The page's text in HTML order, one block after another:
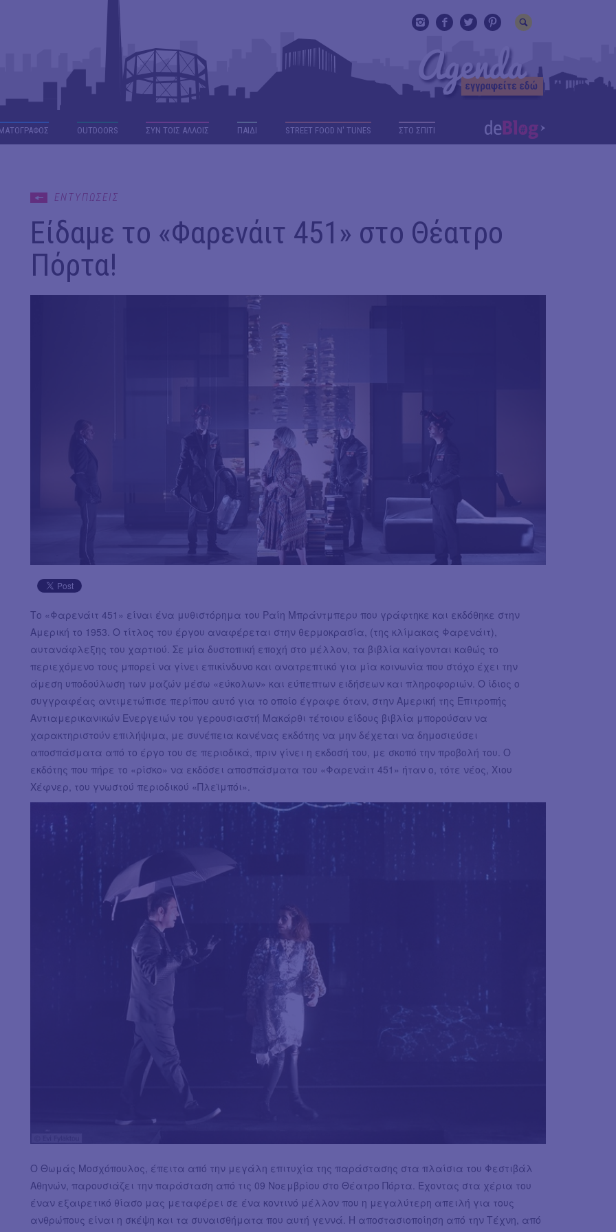
OUTDΟORS ΣΥΝ ΤΟΙΣ ΑΛΛΟΙΣ ΠΑΙΔΙ STREET FOOD N' TUNES ΣΤΟ ΣΠΙΤΙ
ΕΝΤΥΠΩΣΕΙΣ
Είδαμε το «Φαρενάιτ 451» στο Θέατρο
Πόρτα!
Το «Φαρενάιτ 451» είναι ένα μυθιστόρημα του Ραίη Μπράντμπερυ που γράφτηκε και εκδόθηκε στην
Αμερική το 1953. Ο τίτλος του έργου αναφέρεται στην θερμοκρασία, (της κλίμακας Φαρενάιτ),
αυτανάφλεξης του χαρτιού. Σε μία δυστοπική εποχή στο μέλλον, τα βιβλία καίγονται καθώς το
περιεχόμενο τους μπορεί να γίνει επικίνδυνο και ανατρεπτικό για μία κοινωνία που στόχο έχει την
άμεση υποδούλωση των μαζών μέσω «εύκολων» και εύπεπτων ειδήσεων και πληροφοριών. Ο ίδιος ο
συγγραφέας αντιμετώπισε περίπου αυτό για το οποίο έγραφε όταν, στην Αμερική της Επιτροπής
Αντιαμερικανικών Ενεργειών του γερουσιαστή Μακάρθι τέτοιου είδους βιβλία μπορούσαν να
χαρακτηριστούν επιλήψιμα, με συνέπεια κανένας εκδότης να μην δέχεται να δημοσιεύσει
αποσπάσματα από το έργο του σε περιοδικά, πριν γίνει η εκδοσή του, με σκοπό την προβολή του. Ο
εκδότης που πήρε το «ρίσκο» να εκδόσει αποσπάσματα του «Φαρενάιτ 451» ήταν ο, τότε νέος, Χιου
Χέφνερ, του γνωστού περιοδικού «Πλεϊμπόι».
Ο Θωμάς Μοσχόπουλος, έπειτα από την μεγάλη επιτυχία της παράστασης στα πλαίσια του Φεστιβάλ
Αθηνών, παρουσιάζει την παράσταση από τις 09 Νοεμβρίου στο Θέατρο Πόρτα. Έχοντας στα χέρια του
έναν εξαιρετικό θίασο μας μεταφέρει σε ένα κοντινό μέλλον που η μεγαλύτερη απειλή για τους
ανθρώπους είναι η σκέψη και τα συναισθήματα που αυτή γεννά. Η αποστασιοποίηση από την Τέχνη, από